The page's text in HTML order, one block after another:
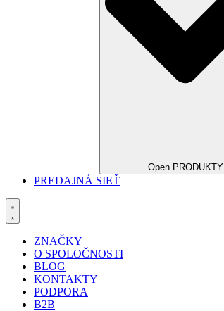
Open PRODUKTY
PREDAJNÁ SIEŤ
ZNAČKY
O SPOLOČNOSTI
BLOG
KONTAKTY
PODPORA
B2B